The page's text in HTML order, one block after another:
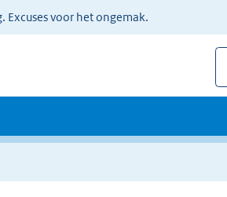
voor het ongemak.